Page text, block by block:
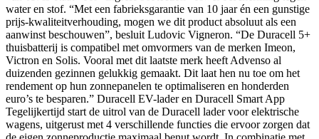
water en stof. “Met een fabrieksgarantie van 10 jaar én een gunstige
prijs-kwaliteitverhouding, mogen we dit product absoluut als een
aanwinst beschouwen”, besluit Ludovic Vigneron. “De Duracell 5+
thuisbatterij is compatibel met omvormers van de merken Imeon,
Victron en Solis. Vooral met dit laatste merk heeft Advenso al
duizenden gezinnen gelukkig gemaakt. Dit laat hen nu toe om het
rendement op hun zonnepanelen te optimaliseren en honderden
euro’s te besparen.” Duracell EV-lader en Duracell Smart App
Tegelijkertijd start de uitrol van de Duracell lader voor elektrische
wagens, uitgerust met 4 verschillende functies die ervoor zorgen dat